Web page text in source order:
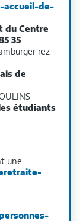
accueil-de-
du Centre
35
rez-
de
étudiants
une